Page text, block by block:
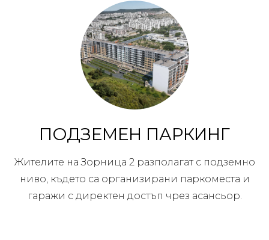
ПОДЗЕМЕН ПАРКИНГ
Жителите на Зорница 2 разполагат с подземно
ниво, където са организирани паркоместа и
гаражи с директен достъп чрез асансьор.